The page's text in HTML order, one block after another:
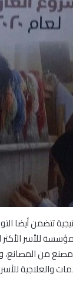
تتضمن أيضا
للأسر
من المصانع،
والعلاجية